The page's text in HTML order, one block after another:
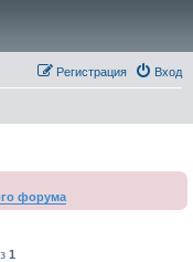
Вход
Регистрация
форума
1